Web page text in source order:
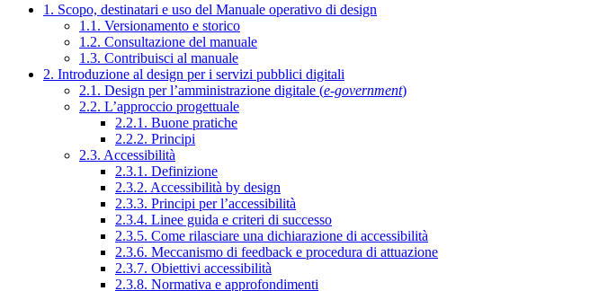
1. Scopo, destinatari e uso del Manuale operativo di design
1.1. Versionamento e storico
1.2. Consultazione del manuale
1.3. Contribuisci al manuale
2. Introduzione al design per i servizi pubblici digitali
2.1. Design per l’amministrazione digitale (e-government)
2.2. L’approccio progettuale
2.2.1. Buone pratiche
2.2.2. Principi
2.3. Accessibilità
2.3.1. Definizione
2.3.2. Accessibilità by design
2.3.3. Principi per l’accessibilità
2.3.4. Linee guida e criteri di successo
2.3.5. Come rilasciare una dichiarazione di accessibilità
2.3.6. Meccanismo di feedback e procedura di attuazione
2.3.7. Obiettivi accessibilità
2.3.8. Normativa e approfondimenti